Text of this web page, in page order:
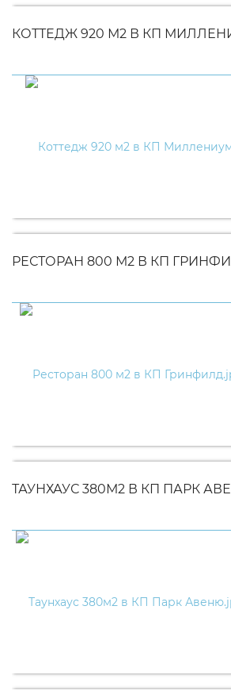
КОТТЕДЖ 920 М2 В КП
РЕСТОРАН 800 М2 В КП
ТАУНХАУС 380М2 В КП ПАРК